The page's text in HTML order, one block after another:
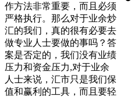
作方法非常重要，而且必须
严格执行。那么对于业余炒
汇的我们，真的很有必要去
做专业人士要做的事吗？答
案是否定的，我们没有业绩
压力和资金压力,对于业余
人士来说，汇市只是我们保
值和赢利的工具，而且要轻